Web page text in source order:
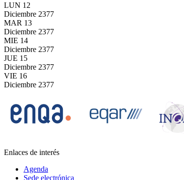
LUN 12
Diciembre 2377
MAR 13
Diciembre 2377
MIE 14
Diciembre 2377
JUE 15
Diciembre 2377
VIE 16
Diciembre 2377
Enlaces de interés
Agenda
Sede electrónica